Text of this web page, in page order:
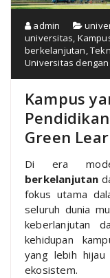
admin
universitas,
berkelanjutan,
Universitas
Kampus
Green
Di era
berkelanjutan
fokus utama
seluruh dunia
keberlanjutan
kehidupan
yang lebih
ekosistem.